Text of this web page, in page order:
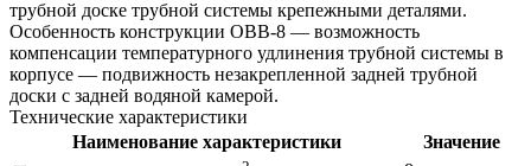
трубной доске трубной системы крепежными деталями.
Особенность конструкции ОВВ-8 — возможность
компенсации температурного удлинения трубной системы в
корпусе — подвижность незакрепленной задней трубной
доски с задней водяной камерой.
Технические характеристики
Наименование характеристики
Значение